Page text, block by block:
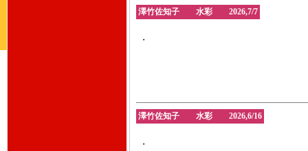
澤竹佐知子 水彩 2026,7/7
・
澤竹佐知子 水彩 2026,6/16
・